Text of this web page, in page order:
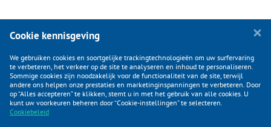
KLANTENSERVICE
CATEGORIEËN
Cookie kennisgeving
We gebruiken cookies en soortgelijke trackingtechnologieën om uw surfervaring
te verbeteren, het verkeer op de site te analyseren en inhoud te personaliseren.
Sommige cookies zijn noodzakelijk voor de functionaliteit van de site, terwijl
andere ons helpen onze prestaties en marketinginspanningen te verbeteren. Door
op “Alles accepteren” te klikken, stemt u in met het gebruik van alle cookies. U
kunt uw voorkeuren beheren door “Cookie-instellingen” te selecteren.
Cookiebeleid